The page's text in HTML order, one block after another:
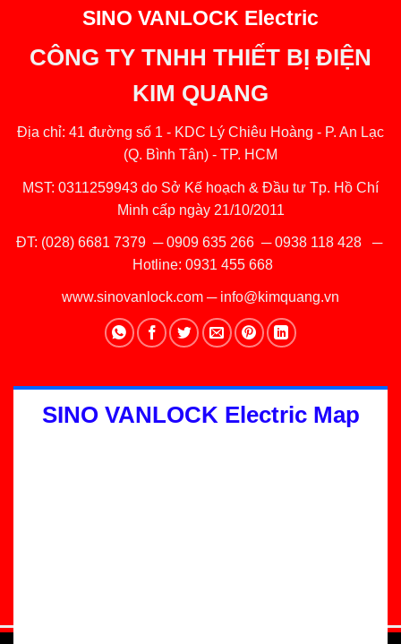
SINO VANLOCK Electric
CÔNG TY TNHH THIẾT BỊ ĐIỆN
KIM QUANG
Địa chỉ: 41 đường số 1 - KDC Lý Chiêu Hoàng - P. An Lạc
(Q. Bình Tân) - TP. HCM
MST: 0311259943 do Sở Kế hoạch & Đầu tư Tp. Hồ Chí
Minh cấp ngày 21/10/2011
ĐT: (028) 6681 7379 ─0909 635 266─0938 118 428─
Hotline: 0931 455 668
www.sinovanlock.com ─ info@kimquang.vn
SINO VANLOCK Electric Map